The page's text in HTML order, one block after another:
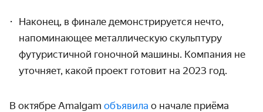
Наконец, в финале демонстрируется нечто,
напоминающее металлическую скульптуру
футуристичной гоночной машины. Компания не
уточняет, какой проект готовит на 2023 год.
В октябре Amalgam объявила о начале приёма